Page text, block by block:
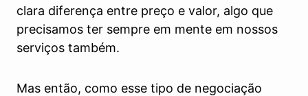
clara diferença entre preço e valor, algo que
precisamos ter sempre em mente em nossos
serviços também.
Mas então, como esse tipo de negociação